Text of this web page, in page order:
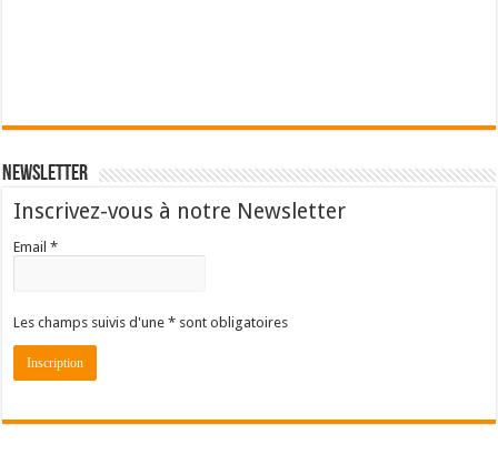
Newsletter
Inscrivez-vous à notre Newsletter
Email *
Les champs suivis d'une * sont obligatoires